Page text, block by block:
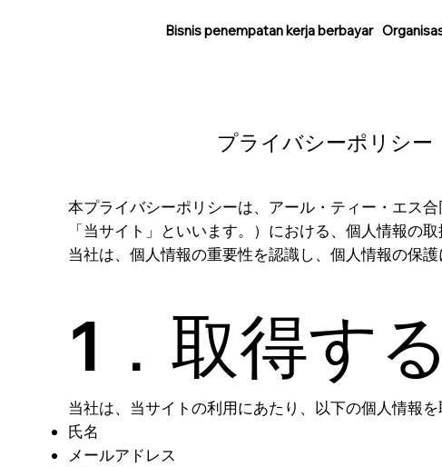
Bisnis penempatan kerja berbayar
プライバシーポリシー
本プライバシーポリシーは、アール・ティー・エス
「当サイト」といいます。）における、個人情報の
当社は、個人情報の重要性を認識し、個人情報の保
1．取得す
当社は、当サイトの利用にあたり、以下の個人情報を
氏名
メールアドレス